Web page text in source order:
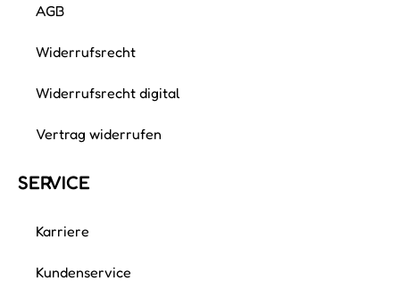
AGB
Widerrufsrecht
Widerrufsrecht digital
Vertrag widerrufen
SERVICE
Karriere
Kundenservice